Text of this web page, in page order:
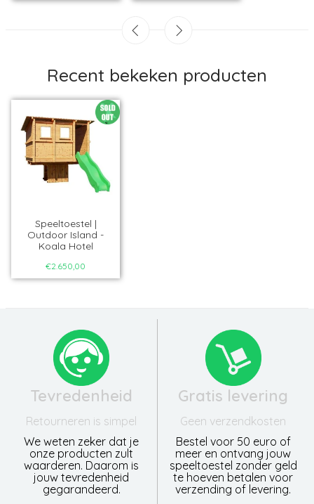
Recent bekeken producten
Speeltoestel |
Outdoor Island -
Koala Hotel
€2.650,00
Tevredenheid
Retourneren is simpel
We weten zeker dat je
onze producten zult
waarderen. Daarom is
jouw tevredenheid
gegarandeerd.
Gratis levering
Geen verzendkosten
Bestel voor 50 euro of
meer en ontvang jouw
speeltoestel zonder geld
te hoeven betalen voor
verzending of levering.